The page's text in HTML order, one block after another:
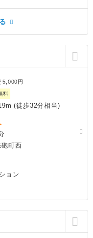
5,000円
料
(徒歩32分相当)
町西
ョン